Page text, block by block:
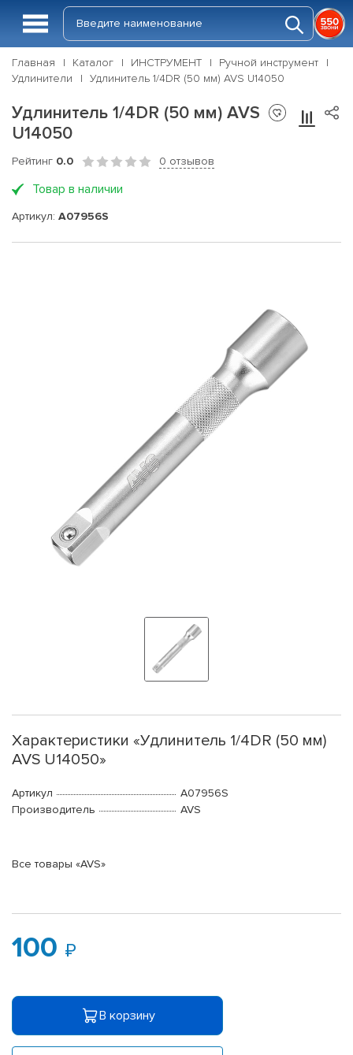
Главная Каталог ИНСТРУМЕНТ
Ручной инструмент
Удлинители
Удлинитель 1/4DR (50 мм) AVS U14050
Удлинитель 1/4DR (50 мм) AVS
U14050
Рейтинг 0.0 0 отзывов
Товар в наличии
Артикул: A07956S
Характеристики «Удлинитель 1/4DR (50 мм)
AVS U14050»
Артикул
A07956S
Производитель
AVS
Все товары «AVS»
100
В корзину